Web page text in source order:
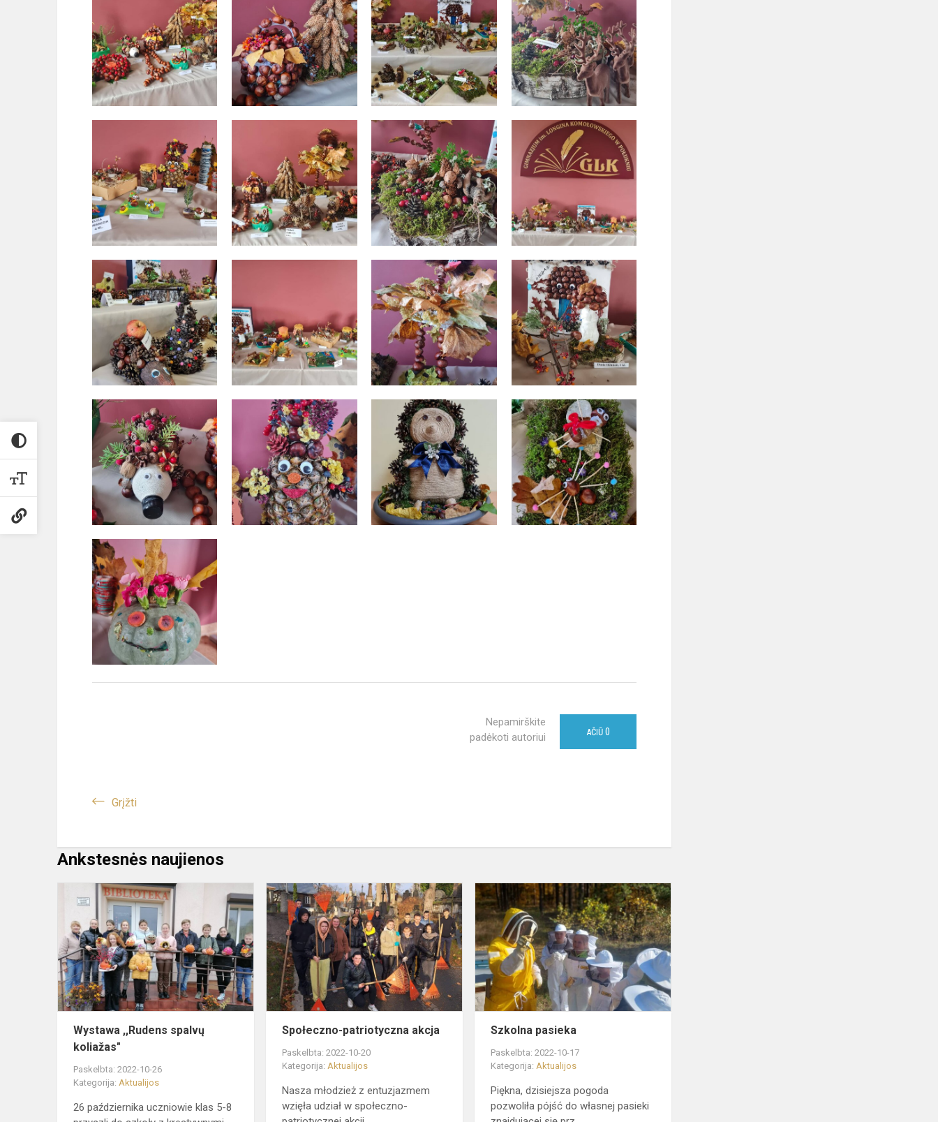
Nepamirškite
padėkoti autoriui
AČIŪ 0
Grįžti
Ankstesnės naujienos
Wystawa
,,Rudens
spalvų
koliažas"
Wystawa ,,Rudens spalvų
koliažas"
Paskelbta: 2022-10-26
Kategorija: Aktualijos
26 października uczniowie klas 5-8
Społeczno-
patriotyczna
akcja
Społeczno-patriotyczna akcja
Paskelbta: 2022-10-20
Kategorija:Aktualijos
Nasza młodzież z entuzjazmem
wzięła udział w społeczno-
Szkolna
pasieka
Szkolna pasieka
Paskelbta: 2022-10-17
Kategorija:Aktualijos
Piękna, dzisiejsza pogoda
pozwoliła pójść do własnej pasieki